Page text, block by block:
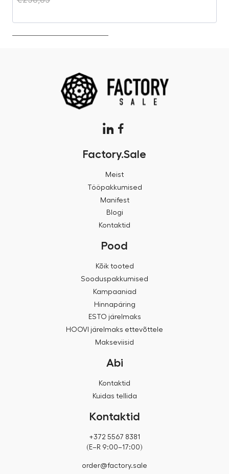
Factory.Sale
Meist
Tööpakkumised
Manifest
Blogi
Kontaktid
Pood
Kõik tooted
Sooduspakkumised
Kampaaniad
Hinnapäring
ESTO järelmaks
HOOVI järelmaks ettevõttele
Makseviisid
Abi
Kontaktid
Kuidas tellida
Kontaktid
+372 5567 8381
(E–R 9:00–17:00)
order@factory.sale